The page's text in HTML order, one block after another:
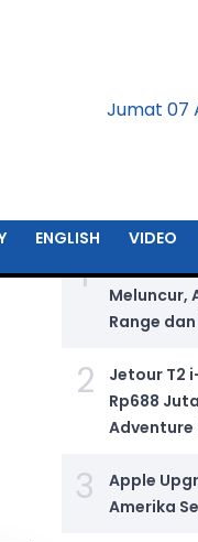
Jumat 07
ENGLISH VIDEO
1
GIIAS
Meluncur,
Range
2
Jetour T2
Rp688
Adventure
3
Apple
Amerika